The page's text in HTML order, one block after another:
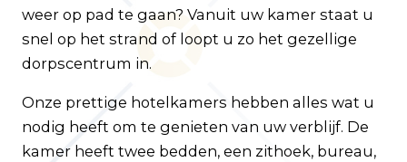
weer op pad te gaan? Vanuit uw kamer staat u
snel op het strand of loopt u zo het gezellige
dorpscentrum in.
Onze prettige hotelkamers hebben alles wat u
nodig heeft om te genieten van uw verblijf. De
kamer heeft twee bedden, een zithoek, bureau,